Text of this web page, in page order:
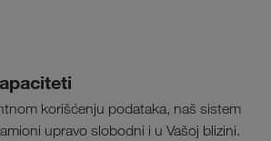
korišćenju podataka, naš sistem
upravo slobodni i u Vašoj blizini.